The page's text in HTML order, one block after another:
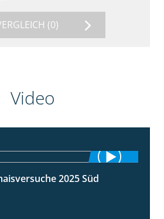
(0)
Video
2025 Süd